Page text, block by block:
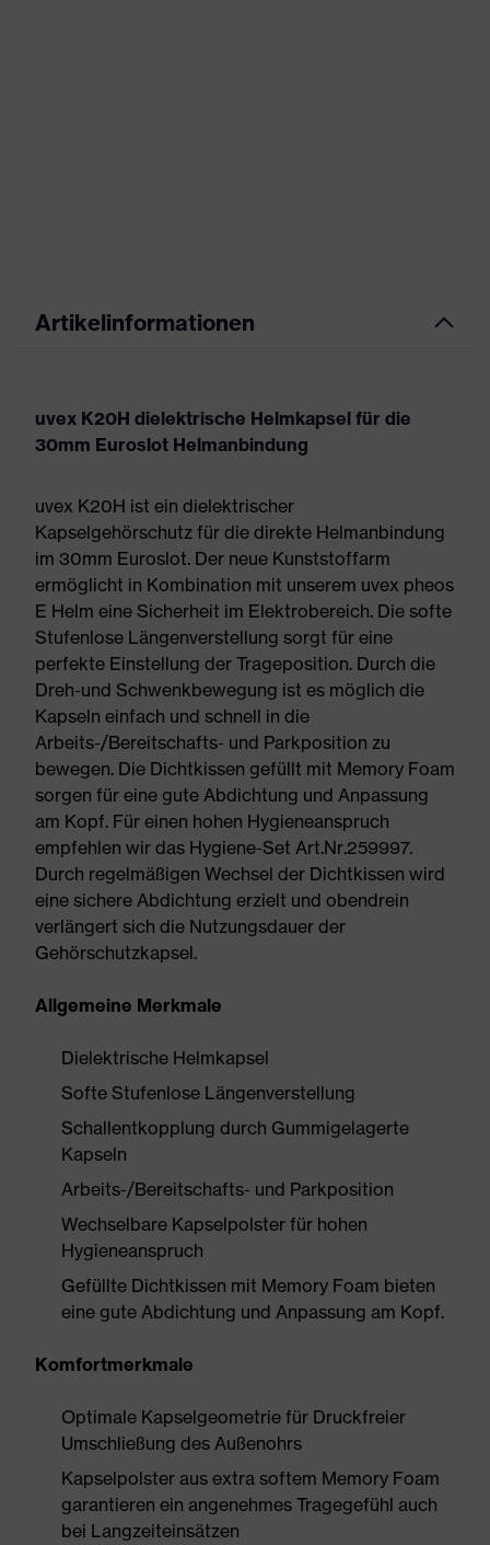
Artikelinformationen
uvex K20H dielektrische Helmkapsel für die
30mm Euroslot Helmanbindung
uvex K20H ist ein dielektrischer
Kapselgehörschutz für die direkte Helmanbindung
im 30mm Euroslot. Der neue Kunststoffarm
ermöglicht in Kombination mit unserem uvex pheos
E Helm eine Sicherheit im Elektrobereich. Die softe
Stufenlose Längenverstellung sorgt für eine
perfekte Einstellung der Trageposition. Durch die
Dreh-und Schwenkbewegung ist es möglich die
Kapseln einfach und schnell in die
Arbeits-/Bereitschafts- und Parkposition zu
bewegen. Die Dichtkissen gefüllt mit Memory Foam
sorgen für eine gute Abdichtung und Anpassung
am Kopf. Für einen hohen Hygieneanspruch
empfehlen wir das Hygiene-Set Art.Nr.259997.
Durch regelmäßigen Wechsel der Dichtkissen wird
eine sichere Abdichtung erzielt und obendrein
verlängert sich die Nutzungsdauer der
Gehörschutzkapsel.
Allgemeine Merkmale
Dielektrische Helmkapsel
Softe Stufenlose Längenverstellung
Schallentkopplung durch Gummigelagerte
Kapseln
Arbeits-/Bereitschafts- und Parkposition
Wechselbare Kapselpolster für hohen
Hygieneanspruch
Gefüllte Dichtkissen mit Memory Foam bieten
eine gute Abdichtung und Anpassung am Kopf.
Komfortmerkmale
Optimale Kapselgeometrie für Druckfreier
Umschließung des Außenohrs
Kapselpolster aus extra softem Memory Foam
garantieren ein angenehmes Tragegefühl auch
bei Langzeiteinsätzen